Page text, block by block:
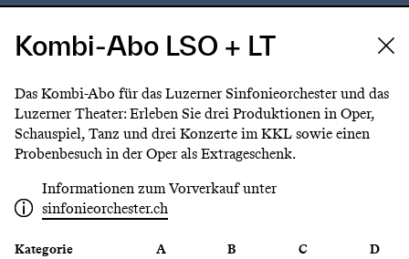
Kombi-Abo LSO + LT
Das Kombi-Abo für das Luzerner Sinfonieorchester und das
Luzerner Theater: Erleben Sie drei Produktionen in Oper,
Schauspiel, Tanz und drei Konzerte im KKL sowie einen
Probenbesuch in der Oper als Extrageschenk.
Informationen zum Vorverkauf unter
sinfonieorchester.ch
Kategorie A B C
D